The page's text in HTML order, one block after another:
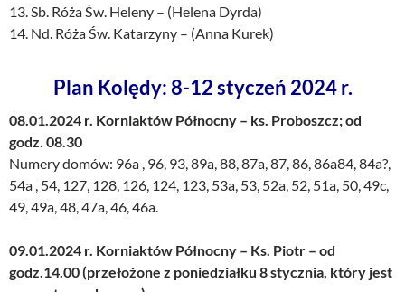
13. Sb. Róża Św. Heleny – (Helena Dyrda)
14. Nd. Róża Św. Katarzyny – (Anna Kurek)
Plan Kolędy: 8-12 styczeń 2024 r.
08.01.2024 r. Korniaktów Północny – ks. Proboszcz; od
godz. 08.30
Numery domów: 96a , 96, 93, 89a, 88, 87a, 87, 86, 86a84, 84a?,
54a , 54, 127, 128, 126, 124, 123, 53a, 53, 52a, 52, 51a, 50, 49c,
49, 49a, 48, 47a, 46, 46a.
09.01.2024 r. Korniaktów Północny – Ks. Piotr – od
godz.14.00(przełożone z poniedziałku 8 stycznia, który jest